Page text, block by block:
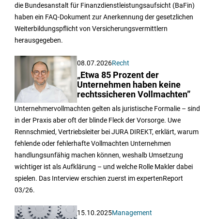
die Bundesanstalt für Finanzdienstleistungsaufsicht (BaFin)
haben ein FAQ-Dokument zur Anerkennung der gesetzlichen
Weiterbildungspflicht von Versicherungsvermittlern
herausgegeben.
08.07.2026Recht
„Etwa 85 Prozent der
Unternehmen haben keine
rechtssicheren Vollmachten”
Unternehmervollmachten gelten als juristische Formalie – sind
in der Praxis aber oft der blinde Fleck der Vorsorge. Uwe
Rennschmied, Vertriebsleiter bei JURA DIREKT, erklärt, warum
fehlende oder fehlerhafte Vollmachten Unternehmen
handlungsunfähig machen können, weshalb Umsetzung
wichtiger ist als Aufklärung – und welche Rolle Makler dabei
spielen. Das Interview erschien zuerst im expertenReport
03/26.
15.10.2025Management